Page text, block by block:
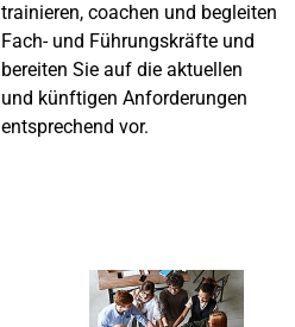
trainieren, coachen und begleiten
Fach- und Führungskräfte und
bereiten Sie auf die aktuellen
und künftigen Anforderungen
entsprechend vor.